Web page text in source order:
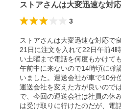
ストアさんは大変迅速な対
3
ストアさんは大変迅速な対応で
21日に注文を入れて22日午前4
い土曜まで電話を何度もかけて
午前中に来ないので14時頃に確
いました。運送会社が車で10分
運送会社を変えた方が良いので
で、今回の運送会社は社員の休
は受け取りに行けたのだが、電